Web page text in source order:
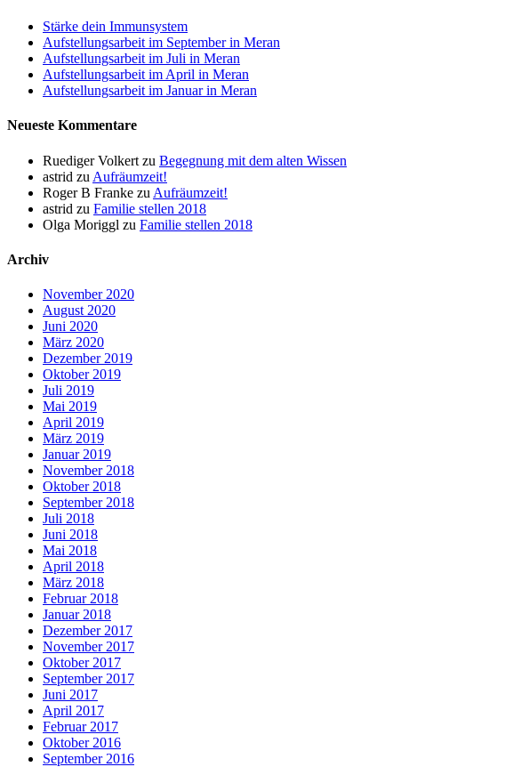
Stärke dein Immunsystem
Aufstellungsarbeit im September in Meran
Aufstellungsarbeit im Juli in Meran
Aufstellungsarbeit im April in Meran
Aufstellungsarbeit im Januar in Meran
Neueste Kommentare
Ruediger Volkert zu Begegnung mit dem alten Wissen
astrid zu Aufräumzeit!
Roger B Franke zu Aufräumzeit!
astrid zu Familie stellen 2018
Olga Moriggl zu Familie stellen 2018
Archiv
November 2020
August 2020
Juni 2020
März 2020
Dezember 2019
Oktober 2019
Juli 2019
Mai 2019
April 2019
März 2019
Januar 2019
November 2018
Oktober 2018
September 2018
Juli 2018
Juni 2018
Mai 2018
April 2018
März 2018
Februar 2018
Januar 2018
Dezember 2017
November 2017
Oktober 2017
September 2017
Juni 2017
April 2017
Februar 2017
Oktober 2016
September 2016